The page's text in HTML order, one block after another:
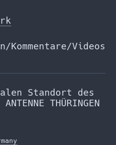
Kommentare/Videos
Standort des
THÜRINGEN